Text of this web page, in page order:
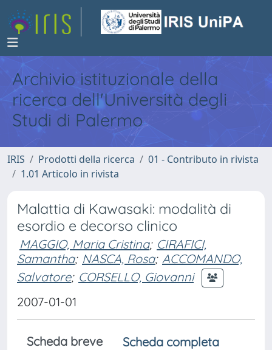
Archivio istituzionale della
ricerca dell'Università degli
Studi di Palermo
IRIS Prodotti della ricerca
01 - Contributo in rivista
1.01 Articolo in rivista
Malattia di Kawasaki: modalità di
esordio e decorso clinico
MAGGIO, Maria Cristina; CIRAFICI,
Samantha; NASCA, Rosa; ACCOMANDO,
Salvatore; CORSELLO, Giovanni
2007-01-01
Scheda breve
Scheda completa